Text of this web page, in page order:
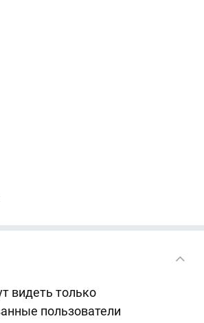
видеть только
пользователи